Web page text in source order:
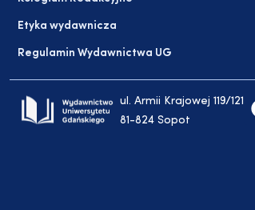
Etyka wydawnicza
Regulamin Wydawnictwa UG
ul. Armii Krajowej 119/121
81-824 Sopot